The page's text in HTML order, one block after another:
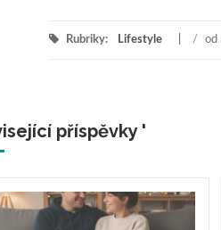
Rubriky: Lifestyle / od
příspěvky '